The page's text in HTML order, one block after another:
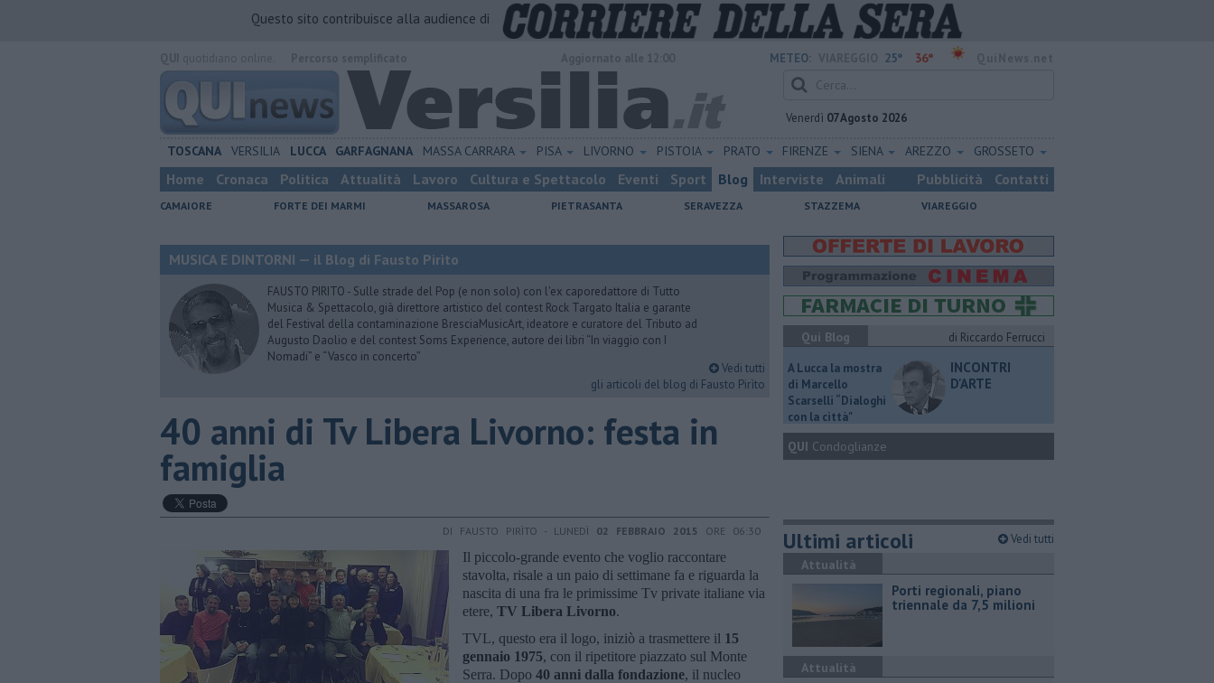
Questo sito contribuisce alla audience di
METEO: 25° 36°
Venerdì 07 Agosto 2026
TOSCANA VERSILIA LUCCA GARFAGNANA MASSA CARRARA PISA LIVORNO PISTOIA PRATO FIRENZE SIENA AREZZO GROSSETO
Home Cronaca Politica Attualità Lavoro Cultura e Spettacolo Eventi Sport Blog Interviste Animali Pubblicità Contatti
CAMAIORE FORTE DEI MARMI MASSAROSA PIETRASANTA SERAVEZZA STAZZEMA VIAREGGIO
MUSICA E DINTORNI — il Blog di Fausto Pirìto
FAUSTO PIRITO - Sulle strade del Pop (e non solo) con l'ex caporedattore di Tutto
Musica & Spettacolo, già direttore artistico del contest Rock Targato Italia e garante
del Festival della contaminazione BresciaMusicArt, ideatore e curatore del Tributo ad
Augusto Daolio e del contest Soms Experience, autore dei libri “In viaggio con I
Nomadi” e “Vasco in concerto”
Vedi tutti
gli articoli del blog di Fausto Pirìto
40 anni di Tv Libera Livorno: festa in
famiglia
DI FAUSTO PIRÌTO - LUNEDÌ 02 FEBBRAIO 2015 ORE 06:30
Il piccolo-grande evento che voglio raccontare
stavolta, risale a un paio di settimane fa e riguarda la
nascita di una fra le primissime Tv private italiane via
etere, TV Libera Livorno.
TVL, questo era il logo, iniziò a trasmettere il 15
gennaio 1975, con il ripetitore piazzato sul Monte
Serra. Dopo 40 anni dalla fondazione, il nucleo
Qui Blog
di Riccardo Ferrucci
A Lucca la mostra
di Marcello
Scarselli “Dialoghi
con la città"
INCONTRI
D'ARTE
QUI Condoglianze
Ultimi articoli Vedi tutti
Attualità
Porti regionali, piano
triennale da 7,5 milioni
Attualità